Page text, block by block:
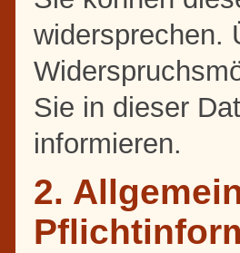
widersprechen.
Sie in dieser
informieren.
2.